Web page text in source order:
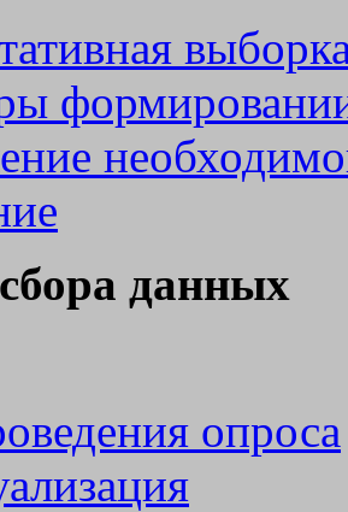
данных
опроса